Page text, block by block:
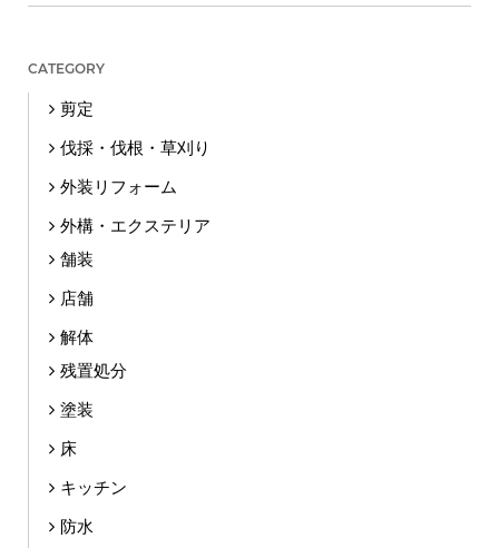
CATEGORY
剪定
伐採・伐根・草刈り
外装リフォーム
外構・エクステリア
舗装
店舗
解体
残置処分
塗装
床
キッチン
防水